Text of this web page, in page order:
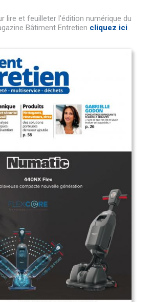
lire et feuilleter l'édition numérique du
Bâtiment Entretien cliquez ici.